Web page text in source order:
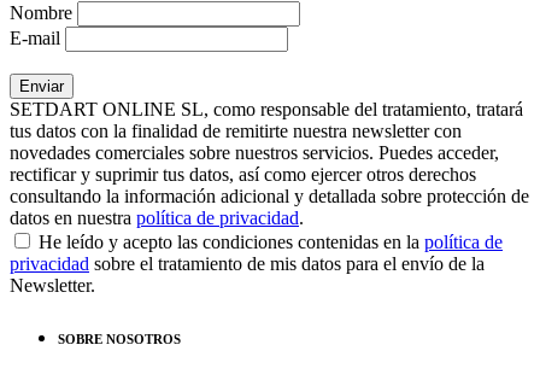
Nombre
E-mail
SETDART ONLINE SL, como responsable del tratamiento, tratará
tus datos con la finalidad de remitirte nuestra newsletter con
novedades comerciales sobre nuestros servicios. Puedes acceder,
rectificar y suprimir tus datos, así como ejercer otros derechos
consultando la información adicional y detallada sobre protección de
datos en nuestra política de privacidad.
He leído y acepto las condiciones contenidas en la política de
privacidad sobre el tratamiento de mis datos para el envío de la
Newsletter.
SOBRE NOSOTROS